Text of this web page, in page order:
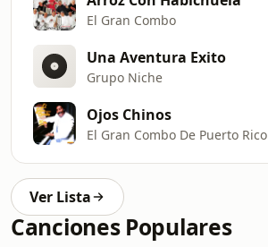
El Gran Combo
Una Aventura Exito
Grupo Niche
Ojos Chinos
El Gran Combo De Puerto Rico
Ver Lista
Canciones Populares